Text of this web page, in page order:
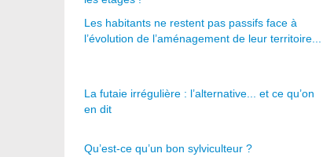
Les habitants ne restent pas passifs face à
l’évolution de l’aménagement de leur territoire...
La futaie irrégulière : l’alternative... et ce qu’on
en dit
Qu’est-ce qu’un bon sylviculteur ?